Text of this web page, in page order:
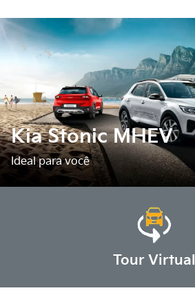
Kia Stonic MHEV
Ideal para você
Tour Virtual